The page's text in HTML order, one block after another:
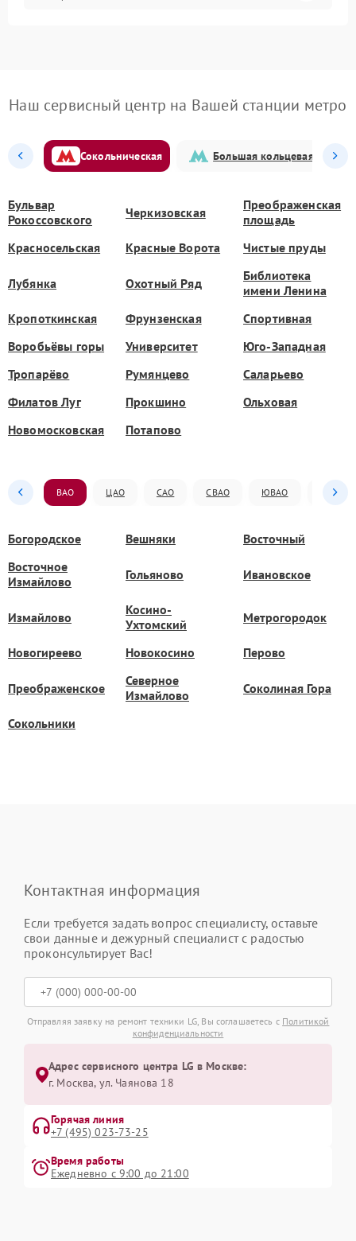
Наш сервисный центр на Вашей станции метро
Сокольническая Большая кольцевая
Бульвар
Рокоссовского
Черкизовская
Преображенская
площадь
Красносельская
Красные Ворота Чистые пруды
Лубянка Охотный Ряд
Библиотека
имени Ленина
Кропоткинская
Фрунзенская
Спортивная
Воробьёвы горы
Университет
Юго-Западная
Тропарёво
Румянцево
Саларьево
Филатов Луг
Прокшино
Ольховая
Новомосковская
Потапово
ВАО ЦАО САО СВАО ЮВАО ЮАО
Богородское Вешняки
Восточный
Восточное
Измайлово
Гольяново Ивановское
Измайлово
Косино-
Ухтомский
Метрогородок
Новогиреево Новокосино Перово
Преображенское
Северное
Измайлово
Соколиная Гора
Сокольники
Контактная информация
Если требуется задать вопрос специалисту, оставьте
свои данные и дежурный специалист с радостью
проконсультирует Вас!
Отправляя заявку на ремонт техники LG, Вы соглашаетесь с Политикой
конфиденциальности
Адрес сервисного центра LG в Москве:
г. Москва, ул. Чаянова 18
Горячая линия
+7 (495) 023-73-25
Время работы
Ежедневно с 9:00 до 21:00